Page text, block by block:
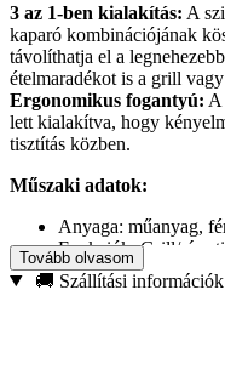
3 az 1-ben kialakítás: A
kaparó kombinációjának
távolíthatja el a
ételmaradékot is a grill
Ergonomikus fogantyú: A
lett kialakítva, hogy
tisztítás közben.
Műszaki adatok:
Anyaga: műanyag,
Funkciók: Grill/rács
Kivitel: 3 az 1-ben
Teljes hossza: 41 cm
Tovább olvasom
🚚 Szállítási információk